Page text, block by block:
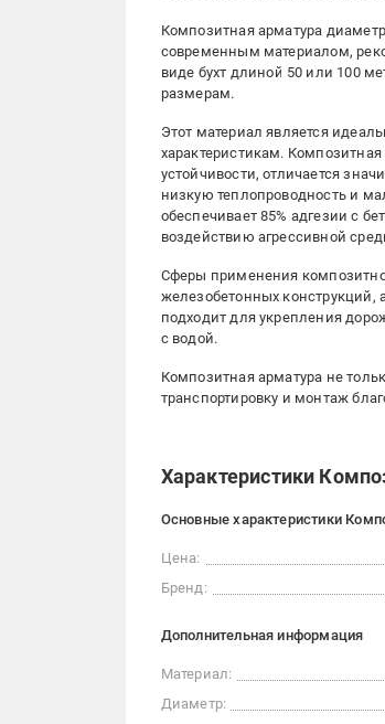
Композитная арматура
современным материалом,
виде бухт длиной 50 или 100
размерам.
Этот материал является
характеристикам.
устойчивости, отличается
низкую теплопроводность и
обеспечивает 85% адгезии с
воздействию агрессивной
Сферы применения
железобетонных
подходит для укрепления
с водой.
Композитная арматура не
транспортировку и монтаж
Характеристики
Основные характеристики
Цена:
Бренд:
Дополнительная информация
Материал:
Диаметр: